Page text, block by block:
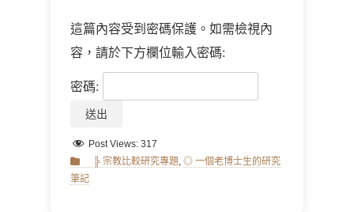
這篇內容受到密碼保護。如需檢視內
容，請於下方欄位輸入密碼:
密碼:
Post Views: 317
Categories
╠ 宗教比較研究專題, ◎ 一個老博士生的研究
筆記